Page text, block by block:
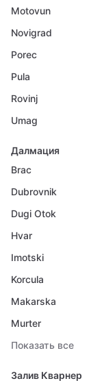
Motovun
Novigrad
Porec
Pula
Rovinj
Umag
Далмация
Brac
Dubrovnik
Dugi Otok
Hvar
Imotski
Korcula
Makarska
Murter
Показать все
Залив Кварнер